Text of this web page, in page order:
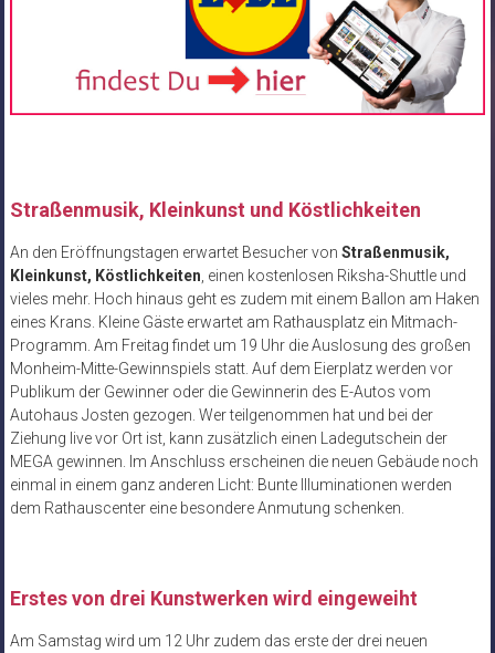
Straßenmusik, Kleinkunst und Köstlichkeiten
An den Eröffnungstagen erwartet Besucher von Straßenmusik,
Kleinkunst, Köstlichkeiten, einen kostenlosen Riksha-Shuttle und
vieles mehr. Hoch hinaus geht es zudem mit einem Ballon am Haken
eines Krans. Kleine Gäste erwartet am Rathausplatz ein Mitmach-
Programm. Am Freitag findet um 19 Uhr die Auslosung des großen
Monheim-Mitte-Gewinnspiels statt. Auf dem Eierplatz werden vor
Publikum der Gewinner oder die Gewinnerin des E-Autos vom
Autohaus Josten gezogen. Wer teilgenommen hat und bei der
Ziehung live vor Ort ist, kann zusätzlich einen Ladegutschein der
MEGA gewinnen. Im Anschluss erscheinen die neuen Gebäude noch
einmal in einem ganz anderen Licht: Bunte Illuminationen werden
dem Rathauscenter eine besondere Anmutung schenken.
Erstes von drei Kunstwerken wird eingeweiht
Am Samstag wird um 12 Uhr zudem das erste der drei neuen